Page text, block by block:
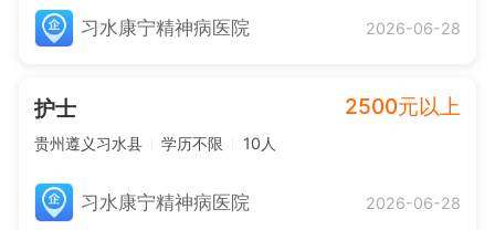
习水康宁精神病医院 2026-06-28
护士 2500元以上
贵州遵义习水县 学历不限 10人
习水康宁精神病医院 2026-06-28